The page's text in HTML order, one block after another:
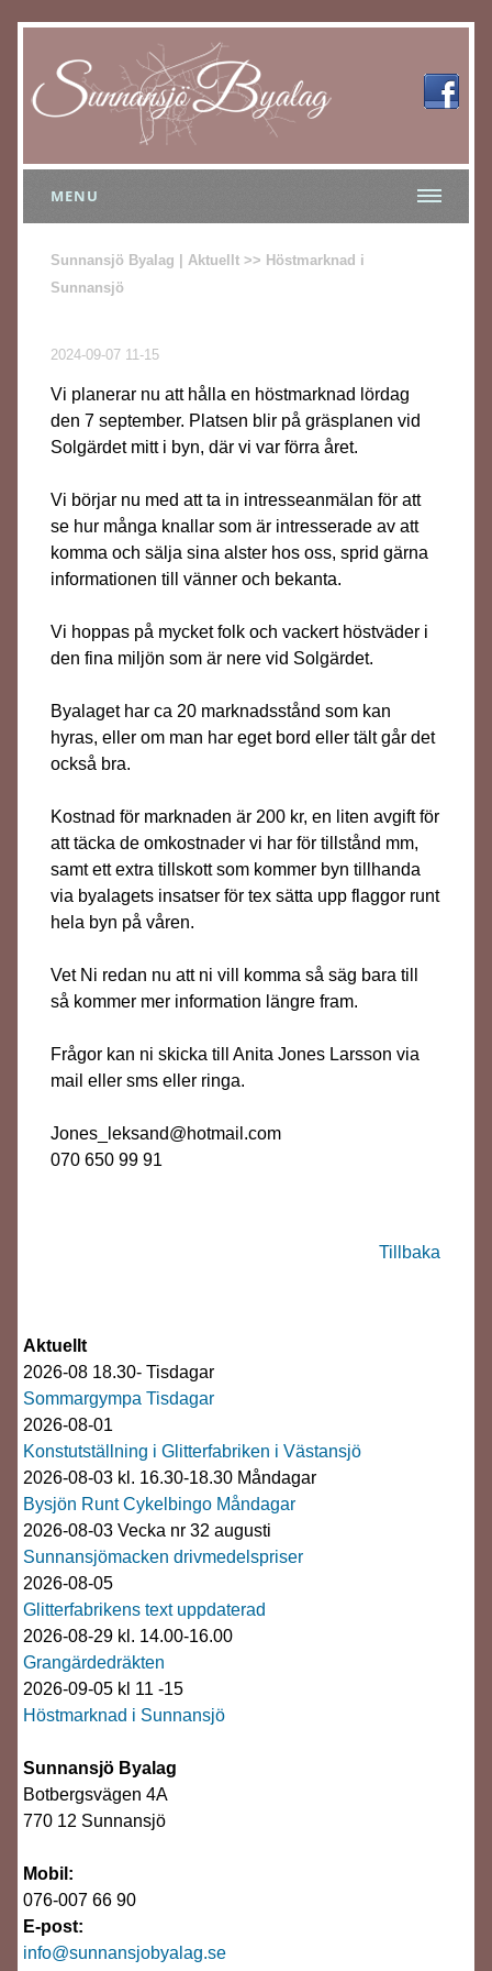
MENU
Sunnansjö Byalag | Aktuellt >> Höstmarknad i
Sunnansjö
2024-09-07 11-15
Vi planerar nu att hålla en höstmarknad lördag
den 7 september. Platsen blir på gräsplanen vid
Solgärdet mitt i byn, där vi var förra året.
Vi börjar nu med att ta in intresseanmälan för att
se hur många knallar som är intresserade av att
komma och sälja sina alster hos oss, sprid gärna
informationen till vänner och bekanta.
Vi hoppas på mycket folk och vackert höstväder i
den fina miljön som är nere vid Solgärdet.
Byalaget har ca 20 marknadsstånd som kan
hyras, eller om man har eget bord eller tält går det
också bra.
Kostnad för marknaden är 200 kr, en liten avgift för
att täcka de omkostnader vi har för tillstånd mm,
samt ett extra tillskott som kommer byn tillhanda
via byalagets insatser för tex sätta upp flaggor runt
hela byn på våren.
Vet Ni redan nu att ni vill komma så säg bara till
så kommer mer information längre fram.
Frågor kan ni skicka till Anita Jones Larsson via
mail eller sms eller ringa.
Jones_leksand@hotmail.com
070 650 99 91
Tillbaka
Aktuellt
2026-08 18.30- Tisdagar
Sommargympa Tisdagar
2026-08-01
Konstutställning i Glitterfabriken i Västansjö
2026-08-03 kl. 16.30-18.30 Måndagar
Bysjön Runt Cykelbingo Måndagar
2026-08-03 Vecka nr 32 augusti
Sunnansjömacken drivmedelspriser
2026-08-05
Glitterfabrikens text uppdaterad
2026-08-29 kl. 14.00-16.00
Grangärdedräkten
2026-09-05 kl 11 -15
Höstmarknad i Sunnansjö
Sunnansjö Byalag
Botbergsvägen 4A
770 12 Sunnansjö
Mobil:
076-007 66 90
E-post:
info@sunnansjobyalag.se